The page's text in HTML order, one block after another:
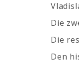
Die
Die
Den